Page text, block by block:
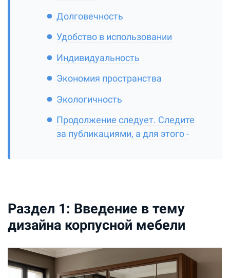
Долговечность
Удобство в использовании
Индивидуальность
Экономия пространства
Экологичность
Продолжение следует. Следите
за публикациями, а для этого -
Раздел 1: Введение в тему
дизайна корпусной мебели